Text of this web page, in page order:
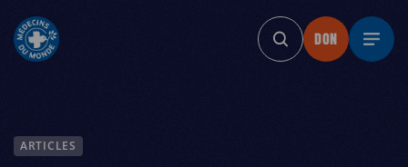
DON DON DON DON DON
DON
ARTICLES